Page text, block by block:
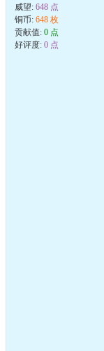
威望: 648 点
铜币: 648 枚
贡献值: 0 点
好评度: 0 点